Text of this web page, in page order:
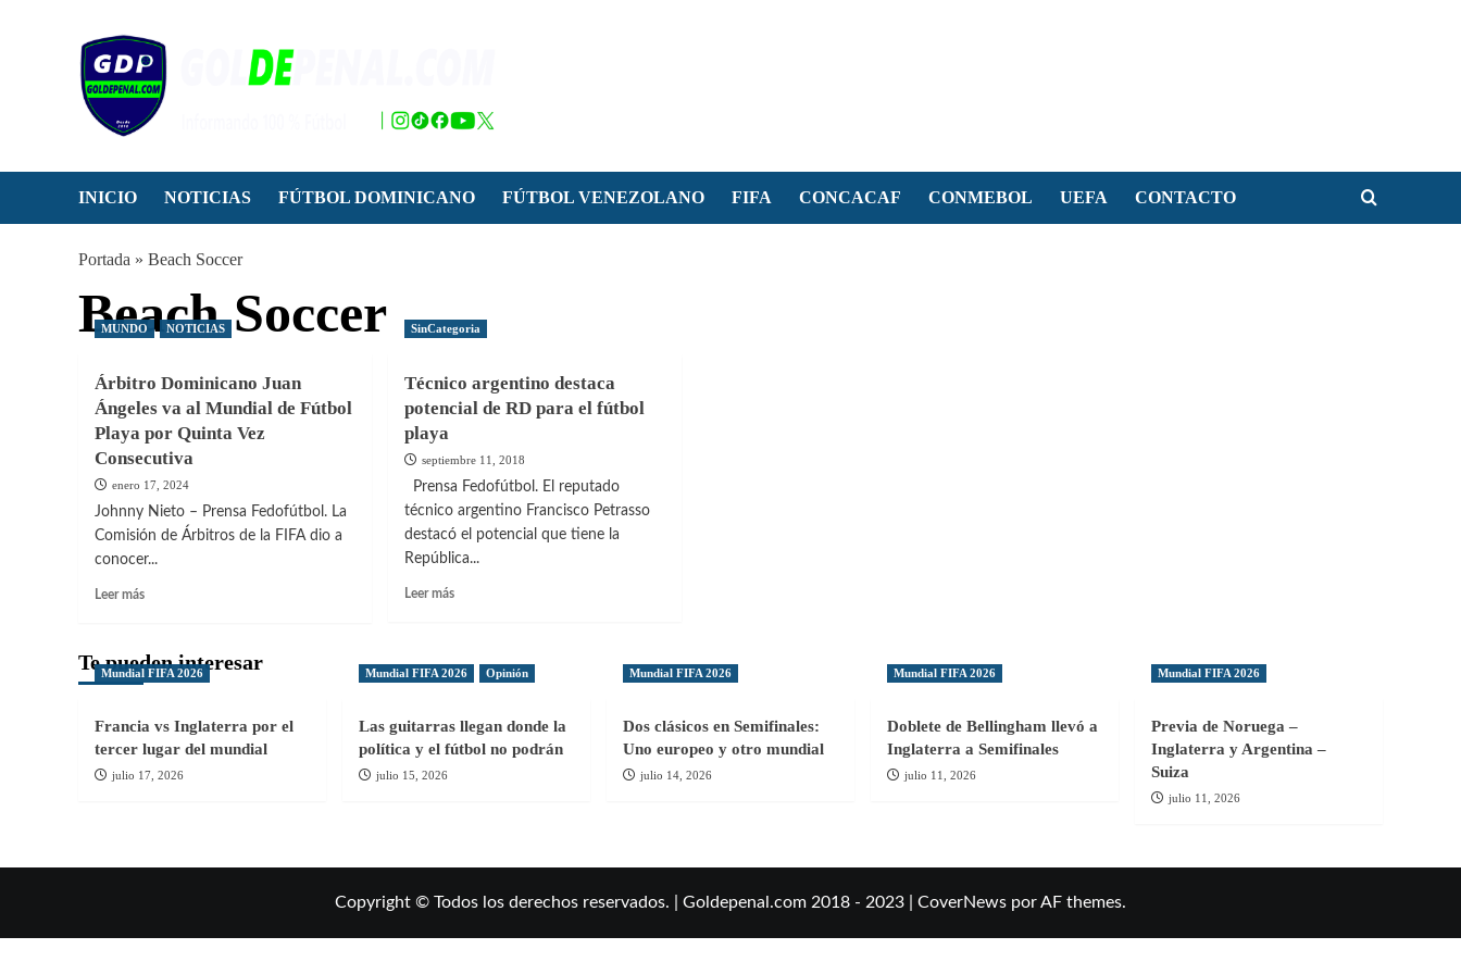
INICIO NOTICIAS FÚTBOL DOMINICANO FÚTBOL VENEZOLANO FIFA CONCACAF CONMEBOL UEFA CONTACTO
Portada » Beach Soccer
Beach Soccer
MUNDO NOTICIAS
Árbitro Dominicano Juan
Ángeles va al Mundial de Fútbol
Playa por Quinta Vez
Consecutiva
enero 17, 2024
Johnny Nieto – Prensa Fedofútbol. La
Comisión de Árbitros de la FIFA dio a
conocer...
Leer másLeer
Árbitro
Dominicano
va
al
Mundial
SinCategoria
Técnico argentino destaca
potencial de RD para el fútbol
playa
septiembre 11, 2018
Prensa Fedofútbol. El reputado
técnico argentino Francisco Petrasso
destacó el potencial que tiene la
República...
Leer másLeer
argentino
de
RD
Te pueden interesar
Mundial FIFA 2026
Francia vs Inglaterra por el
tercer lugar del mundial
julio 17, 2026
Mundial FIFA 2026 Opinión
Las guitarras llegan donde la
política y el fútbol no podrán
julio 15, 2026
Mundial FIFA 2026
Dos clásicos en Semifinales:
Uno europeo y otro mundial
julio 14, 2026
Mundial FIFA 2026
Doblete de Bellingham llevó a
Inglaterra a Semifinales
julio 11, 2026
Mundial FIFA 2026
Previa de Noruega –
Inglaterra y Argentina –
Suiza
julio 11, 2026
Copyright © Todos los derechos reservados. | Goldepenal.com 2018 - 2023 CoverNews por AF themes.